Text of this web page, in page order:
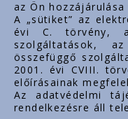
www.styron.hu
Important
За нас
Документи
az Ön hozzájárulása
A „sütiket” az
évi C. törvény,
szolgáltatások,
összefüggő
2001. évi CVIII.
előírásainak
Az adatvédelmi
rendelkezésre áll